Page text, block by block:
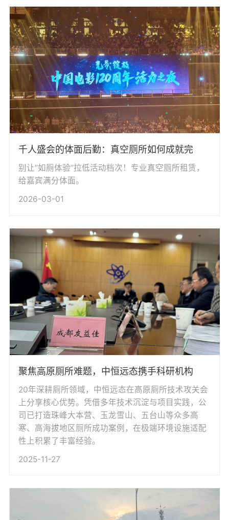
千人盛会的体面后勤：真空厕所如何成就完
别让“如厕体验”拉低活动档次！专业真空厕所租赁，
给嘉宾满分体面。
2026-03-01
聚焦高原厕所难题，中恒远态携手科研机构
20年深耕厕所领域，中恒远态在高原厕所技术攻关会
上分享核心优势。凭借多年技术沉淀与项目实践，公
司已打造珠峰大本营、玉龙雪山、五台山等众多高
寒、高海拔地区厕所成功案例，在极端环境设施适配
性上积累了丰富经验。
2025-11-27